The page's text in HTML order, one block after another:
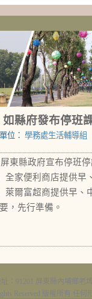
縣府發布停班
位： 學務處生活輔導組
東縣政府宣布停班
全家便利商店提供早
萊爾富超商提供早、
，先行準備。
：91201 屏東縣內埔鄉老